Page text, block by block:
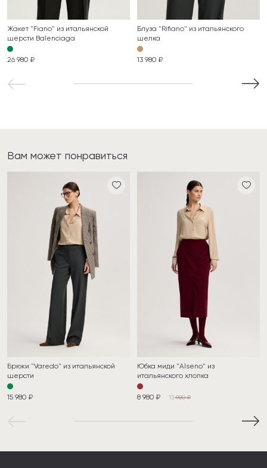
Жакет "Fiano" из итальянской
шерсти Balenciaga
26 980 ₽
Блуза "Rifiano" из итальянского
шелка
13 980 ₽
Вам может понравиться
Брюки "Varedo" из итальянской
шерсти
15 980 ₽
Юбка миди "Alseno" из
итальянского хлопка
8 980 ₽ 13 980 ₽